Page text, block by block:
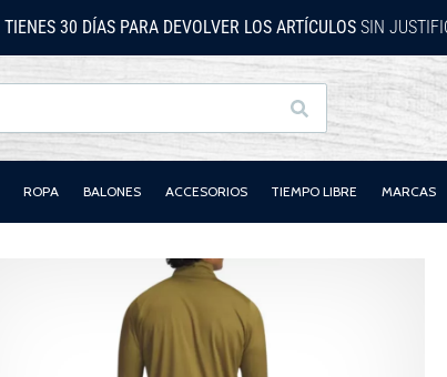
TIENES 30 DÍAS PARA DEVOLVER LOS ARTÍCULOS SIN
Buscar
ROPA BALONES ACCESORIOS TIEMPO LIBRE MARCAS